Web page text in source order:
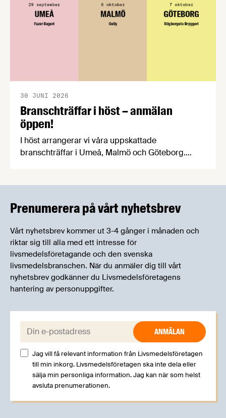
Branschträffar i höst – anmälan
öppen!
30 JUNI 2026
I höst arrangerar vi våra uppskattade
branschträffar i Umeå, Malmö och Göteborg.
Prenumerera på vårt nyhetsbrev
Vårt nyhetsbrev kommer ut 3-4 gånger i månaden och
riktar sig till alla med ett intresse för
livsmedelsföretagande och den svenska
livsmedelsbranschen. När du anmäler dig till vårt
nyhetsbrev godkänner du Livsmedelsföretagens
hantering av personuppgifter.
E-post:
Jag vill få relevant information från Livsmedelsföretagen
till min inkorg. Livsmedelsföretagen ska inte dela eller
sälja min personliga information. Jag kan när som helst
avsluta prenumerationen.